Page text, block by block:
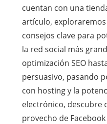
cuentan con una
artículo,
consejos clave para
la red social más
optimización SEO
persuasivo, pasando
con hosting y la
electrónico, descubre
provecho de